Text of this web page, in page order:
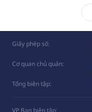
Giấy phép số:
Cơ quan chủ quản:
Tổng biên tập:
VP Ban biên tập: